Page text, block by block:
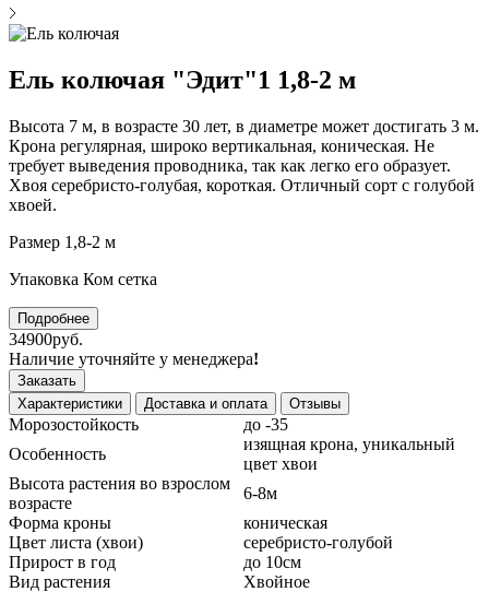
Ель колючая "Эдит"1 1,8-2 м
Высота 7 м, в возрасте 30 лет, в диаметре может достигать 3 м.
Крона регулярная, широко вертикальная, коническая. Не
требует выведения проводника, так как легко его образует.
Хвоя серебристо-голубая, короткая. Отличный сорт с голубой
хвоей.
Размер 1,8-2 м
Упаковка Ком сетка
Подробнее
34900руб.
Наличие уточняйте у менеджера!
Заказать
Характеристики
Доставка и оплата Отзывы
Морозостойкость
до -35
Особенность
изящная крона, уникальный
цвет хвои
Высота растения во взрослом
возрасте
6-8м
Форма кроны
коническая
Цвет листа (хвои)
серебристо-голубой
Прирост в год
до 10см
Вид растения
Хвойное